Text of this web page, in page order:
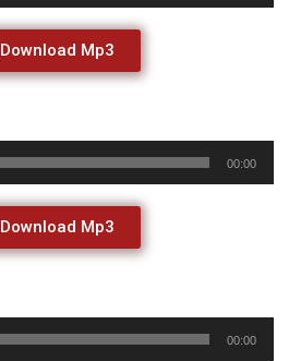
Download Mp3
00:00
Download Mp3
00:00